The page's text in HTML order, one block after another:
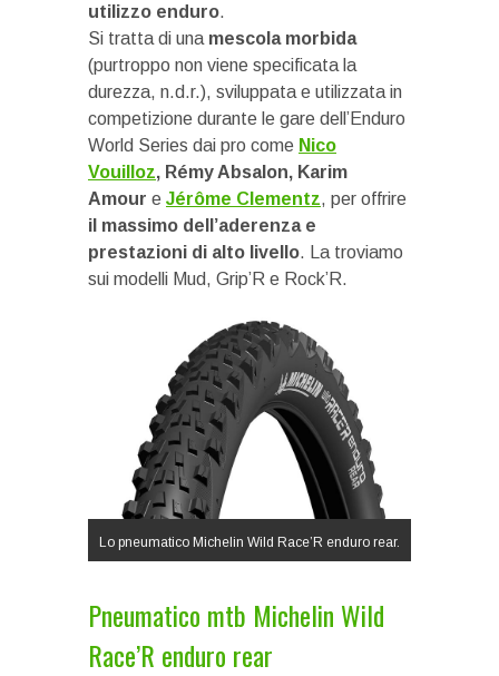
utilizzo enduro.
Si tratta di una mescola morbida
(purtroppo non viene specificata la
durezza, n.d.r.), sviluppata e utilizzata in
competizione durante le gare dell’Enduro
World Series dai pro come Nico
Vouilloz, Rémy Absalon, Karim
Amour e Jérôme Clementz, per offrire
il massimo dell’aderenza e
prestazioni di alto livello. La troviamo
sui modelli Mud, Grip’R e Rock’R.
Lo pneumatico Michelin Wild Race’R enduro rear.
Pneumatico mtb Michelin Wild
Race’R enduro rear